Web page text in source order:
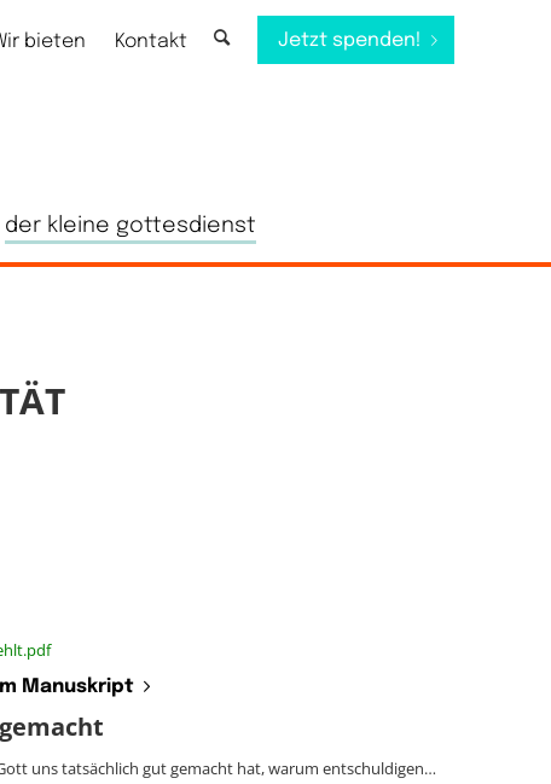
bieten Kontakt Jetzt spenden!
der kleine gottesdienst
Manuskript
uns tatsächlich gut gemacht hat, warum entschuldigen…